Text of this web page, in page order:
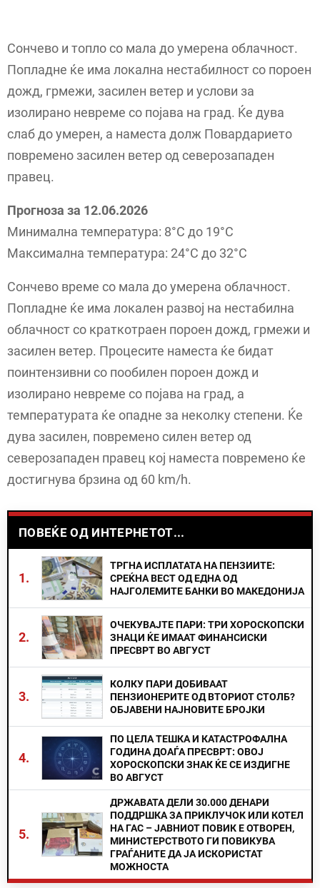
Сончево и топло со мала до умерена облачност.
Попладне ќе има локална нестабилност со пороен
дожд, грмежи, засилен ветер и услови за
изолирано невреме со појава на град. Ќе дува
слаб до умерен, а наместа долж Повардарието
повремено засилен ветер од северозападен
правец.
Прогноза за 12.06.2026
Минимална температура: 8°C до 19°C
Максимална температура: 24°C до 32°C
Сончево време со мала до умерена облачност.
Попладне ќе има локален развој на нестабилна
облачност со краткотраен пороен дожд, грмежи и
засилен ветер. Процесите наместа ќе бидат
поинтензивни со пообилен пороен дожд и
изолирано невреме со појава на град, а
температурата ќе опадне за неколку степени. Ќе
дува засилен, повремено силен ветер од
северозападен правец кој наместа повремено ќе
достигнува брзина од 60 km/h.
ПОВЕЌЕ ОД ИНТЕРНЕТОТ...
1.
ТРГНА ИСПЛАТАТА НА ПЕНЗИИТЕ:
СРЕЌНА ВЕСТ ОД ЕДНА ОД
НАЈГОЛЕМИТЕ БАНКИ ВО МАКЕДОНИЈА
2.
ОЧЕКУВАЈТЕ ПАРИ: ТРИ ХОРОСКОПСКИ
ЗНАЦИ ЌЕ ИМААТ ФИНАНСИСКИ
ПРЕСВРТ ВО АВГУСТ
3.
КОЛКУ ПАРИ ДОБИВААТ
ПЕНЗИОНЕРИТЕ ОД ВТОРИОТ СТОЛБ?
ОБЈАВЕНИ НАЈНОВИТЕ БРОЈКИ
4.
ПО ЦЕЛА ТЕШКА И КАТАСТРОФАЛНА
ГОДИНА ДОАЃА ПРЕСВРТ: ОВОЈ
ХОРОСКОПСКИ ЗНАК ЌЕ СЕ ИЗДИГНЕ
ВО АВГУСТ
5.
ДРЖАВАТА ДЕЛИ 30.000 ДЕНАРИ
ПОДДРШКА ЗА ПРИКЛУЧОК ИЛИ КОТЕЛ
НА ГАС – ЈАВНИОТ ПОВИК Е ОТВОРЕН,
МИНИСТЕРСТВОТО ГИ ПОВИКУВА
ГРАЃАНИТЕ ДА ЈА ИСКОРИСТАТ
МОЖНОСТА